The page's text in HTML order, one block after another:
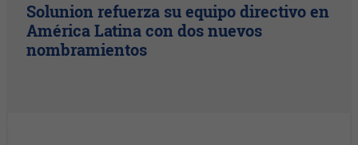
Solunion refuerza su equipo directivo en
América Latina con dos nuevos
nombramientos